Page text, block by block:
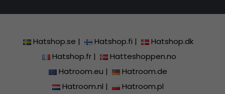
Hatshop.se | Hatshop.fi |
Hatshop.dk
Hatshop.fr|
Hatteshoppen.no
Hatroom.eu |
Hatroom.de
Hatroom.nl | Hatroom.pl